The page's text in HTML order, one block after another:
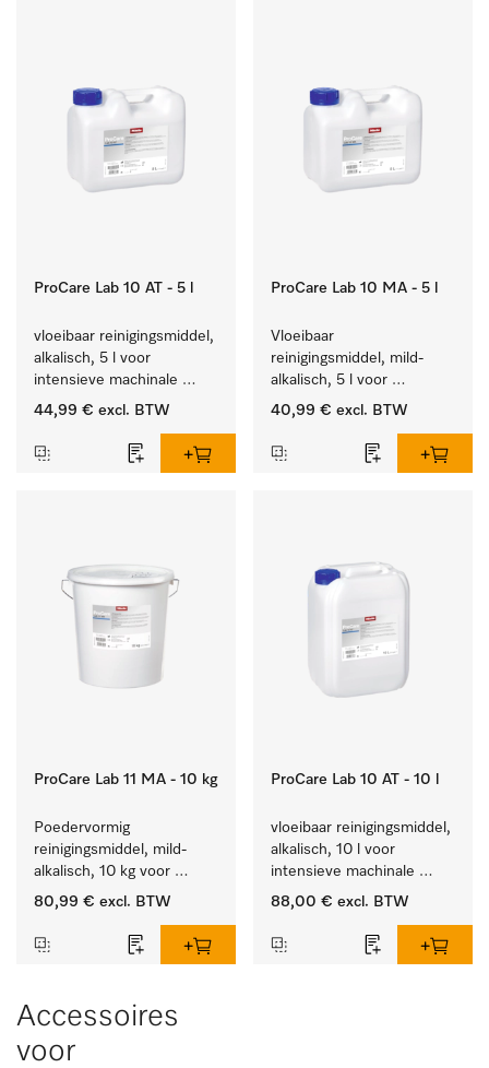
ProCare Lab 10 AT - 5 l
vloeibaar reinigingsmiddel,
alkalisch, 5 l voor
intensieve machinale
reiniging van
gerei.
44,99 € excl. BTW
ProCare Lab 10 MA - 5 l
Vloeibaar
reinigingsmiddel, mild-
alkalisch, 5 l voor
materiaalbesparende,
laboratoriumglasw. en -
40,99 € excl. BTW
ProCare Lab 11 MA - 10 kg
Poedervormig
reinigingsmiddel, mild-
alkalisch, 10 kg voor
materiaalbesparende,
laboratoriumglasw. en -
80,99 € excl. BTW
ProCare Lab 10 AT - 10 l
vloeibaar reinigingsmiddel,
alkalisch, 10 l voor
intensieve machinale
reiniging van
gerei.
88,00 € excl. BTW
Accessoires
voor